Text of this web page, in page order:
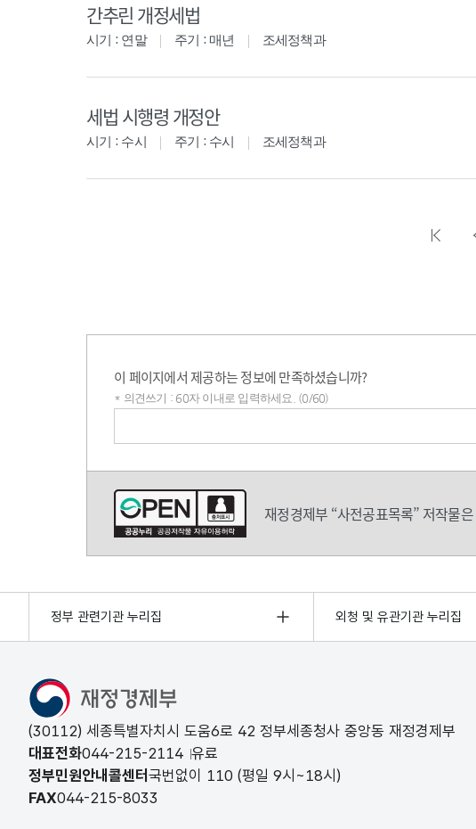
간추린 개정세법
시기 : 연말 주기 : 매년 조세정책과
세법 시행령 개정안
시기 : 수시 주기 : 수시 조세정책과
이 페이지에서 제공하는 정보에 만족하셨습니까?
* 의견쓰기 : 60자 이내로 입력하세요. (0/60)
재정경제부 “사전공표목록” 저작물은
정부 관련기관 누리집 외청 및 유관기관 누리집
(30112) 세종특별자치시 도움6로 42 정부세종청사 중앙동 재정경제부
대표전화044-215-2114 유료
정부민원안내콜센터 국번없이 110 (평일 9시~18시)
FAX044-215-8033